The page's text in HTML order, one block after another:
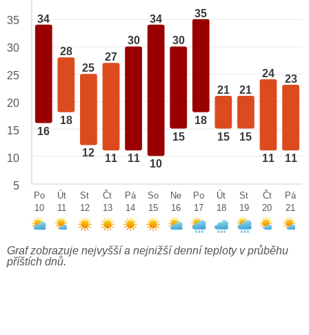
34
16
28
18
25
12
27
11
30
11
34
10
30
15
35
18
21
15
21
15
24
11
23
11
35
30
25
20
15
10
5
Po
10
Út
11
St
12
Čt
13
Pá
14
So
15
Ne
16
Po
17
Út
18
St
19
Čt
20
Pá
21
Graf zobrazuje nejvyšší a nejnižší denní teploty v průběhu
příštích dnů.